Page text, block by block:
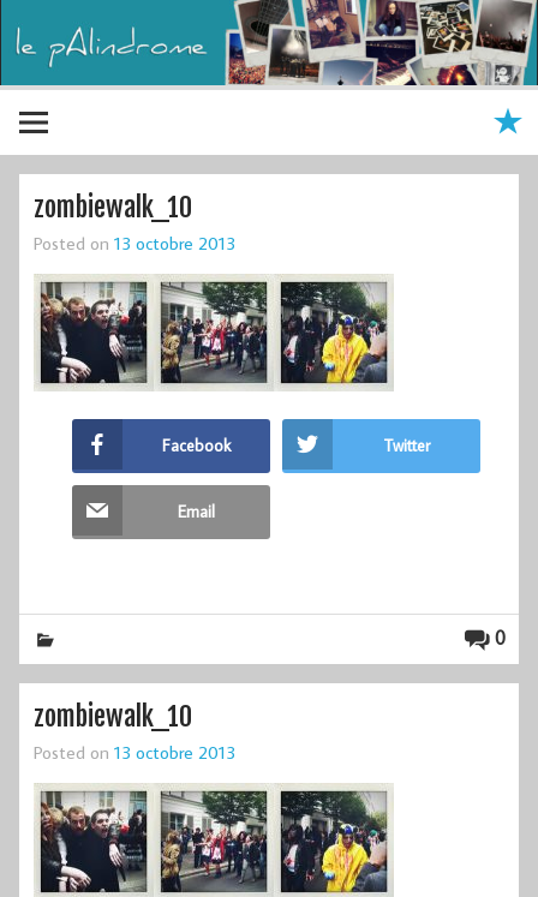
zombiewalk_10
Posted on 13 octobre 2013
Facebook Twitter
Email
0
zombiewalk_10
Posted on 13 octobre 2013